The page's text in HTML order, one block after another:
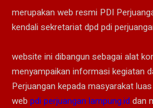
merupakan web resmi PDI
kendali sekretariat dpd pdi
website ini dibangun sebagai alat
menyampaikan informasi kegiatan
Perjuangan kepada masyarakat
web pdi perjuangan lampung.id dan